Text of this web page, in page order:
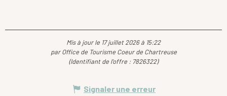
Mis à jour le 17 juillet 2026 à 15:22
par Office de Tourisme Coeur de Chartreuse
(Identifiant de l'offre : 7826322)
Signaler une erreur